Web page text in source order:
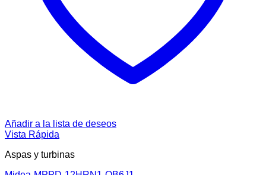
Añadir a la lista de deseos
Vista Rápida
Aspas y turbinas